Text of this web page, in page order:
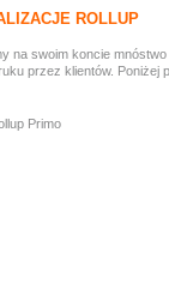
ROLLUP
na swoim koncie
przez klientów. Poniżej